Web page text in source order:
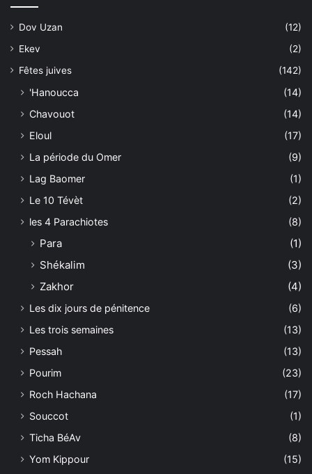
Dov Uzan
(12)
Ekev
(2)
Fêtes juives
(142)
'Hanoucca
(14)
Chavouot
(14)
Eloul
(17)
La période du Omer
(9)
Lag Baomer
(1)
Le 10 Tévèt
(2)
les 4 Parachiotes
(8)
Para
(1)
Shékalim
(3)
Zakhor
(4)
Les dix jours de pénitence
(6)
Les trois semaines
(13)
Pessah
(13)
Pourim
(23)
Roch Hachana
(17)
Souccot
(1)
Ticha BéAv
(8)
Yom Kippour
(15)